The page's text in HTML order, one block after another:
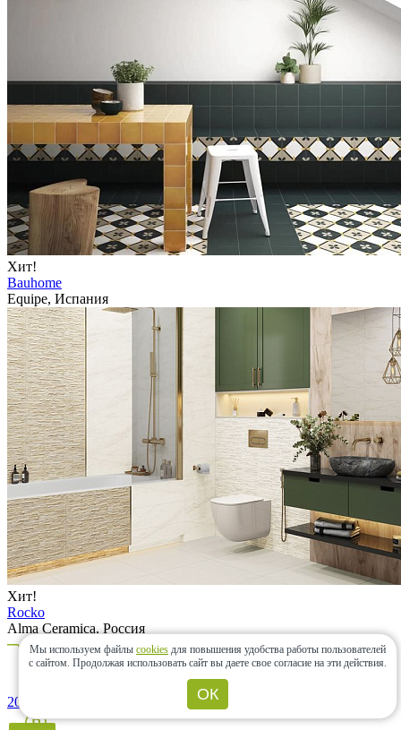
Хит!
Bauhome
Equipe, Испания
Хит!
Rocko
Alma Ceramica, Россия
20000+ товаров
Мы используем файлы cookies для повышения удобства работы пользователей
с сайтом. Продолжая использовать сайт вы даете свое согласие на эти действия.
ОК